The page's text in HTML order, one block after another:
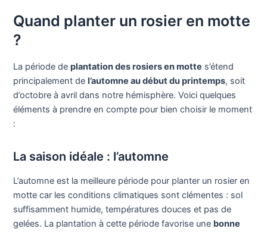
Quand planter un rosier en motte
?
La période deplantation des rosiers en motte s’étend
principalement de l’automne au début du printemps, soit
d’octobre à avril dans notre hémisphère. Voici quelques
éléments à prendre en compte pour bien choisir le moment
:
La saison idéale : l’automne
L’automne est la meilleure période pour planter un rosier en
motte car les conditions climatiques sont clémentes : sol
suffisamment humide, températures douces et pas de
gelées. La plantation à cette période favorise une bonne